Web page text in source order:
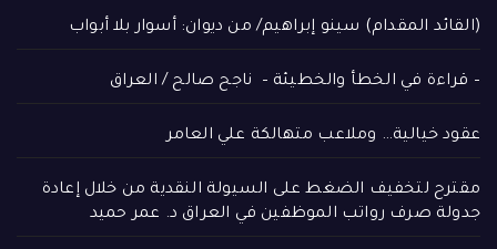
(القائد المقدام) سينو إبراهيم/ من ديوان: أسوار بلا أبواب
– قراءة في الخطأ والخطيئة – ناجح صالح / العراق
عقود خيالية… وملاعب متهالكة علي العامر
مقترح لتخفيف الضغط على السيولة النقدية من خلال إعادة
جدولة صرف رواتب الموظفين في العراق د. عمر حميد